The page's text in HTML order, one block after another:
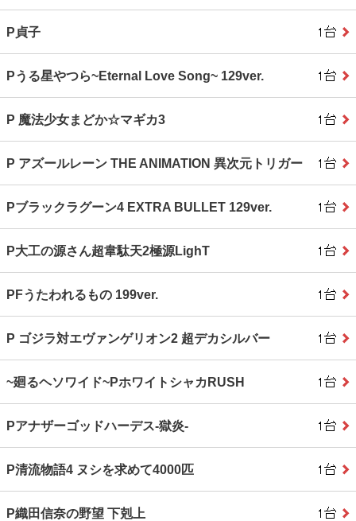
P貞子
Pうる星やつら~Eternal Love Song~ 129ver.
P 魔法少女まどか☆マギカ3
P アズールレーン THE ANIMATION 異次元トリガー
Pブラックラグーン4 EXTRA BULLET 129ver.
P大工の源さん超韋駄天2極源LighT
PFうたわれるもの 199ver.
P ゴジラ対エヴァンゲリオン2 超デカシルバー
~廻るヘソワイド~PホワイトシャカRUSH
Pアナザーゴッドハーデス‐獄炎‐
P清流物語4 ヌシを求めて4000匹
P織田信奈の野望 下剋上